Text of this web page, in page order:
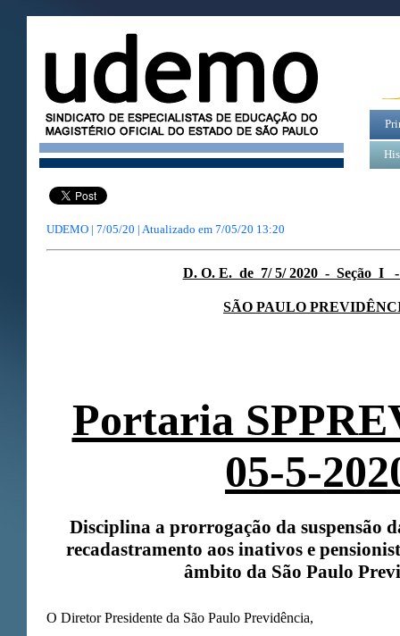
UDEMO | 7/05/20 | Atualizado em 7/05/20 13:20
D. O. E. de 7/ 5/ 2020 - Seção I
SÃO PAULO
Portaria
05-5-
Disciplina a prorrogação da suspensão
recadastramento aos inativos e
âmbito da São Paulo
O Diretor Presidente da São Paulo Previdência,